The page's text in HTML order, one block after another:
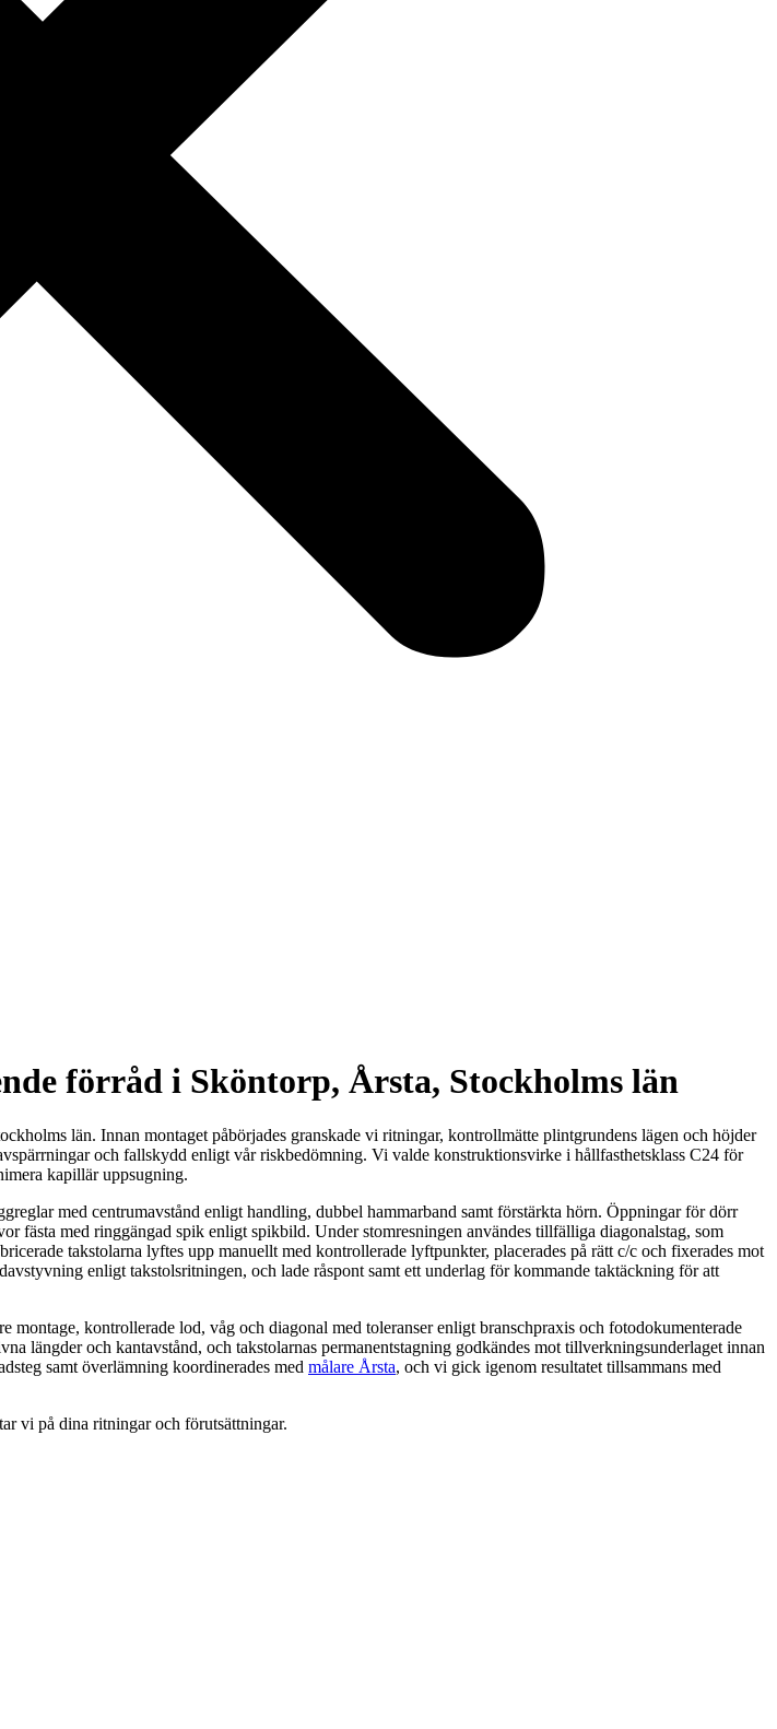
förråd i Sköntorp, Årsta, Stockholms län
län. Innan montaget påbörjades granskade vi ritningar, kontrollmätte plintgrundens lägen och höjder
och fallskydd enligt vår riskbedömning. Vi valde konstruktionsvirke i hållfasthetsklass C24 för
kapillär uppsugning.
med centrumavstånd enligt handling, dubbel hammarband samt förstärkta hörn. Öppningar för dörr
fästa med ringgängad spik enligt spikbild. Under stomresningen användes tillfälliga diagonalstag, som
takstolarna lyftes upp manuellt med kontrollerade lyftpunkter, placerades på rätt c/c och fixerades mot
enligt takstolsritningen, och lade råspont samt ett underlag för kommande taktäckning för att
kontrollerade lod, våg och diagonal med toleranser enligt branschpraxis och fotodokumenterade
längder och kantavstånd, och takstolarnas permanentstagning godkändes mot tillverkningsunderlaget innan
samt överlämning koordinerades med målare Årsta, och vi gick igenom resultatet tillsammans med
vi på dina ritningar och förutsättningar.